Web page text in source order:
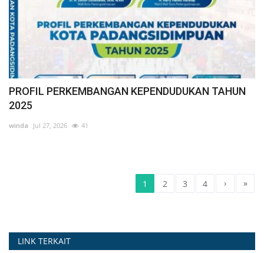
PROFIL PERKEMBANGAN KEPENDUDUKAN TAHUN
2025
winda Jul 27, 2026 41
1 2 3 4 › »
LINK TERKAIT